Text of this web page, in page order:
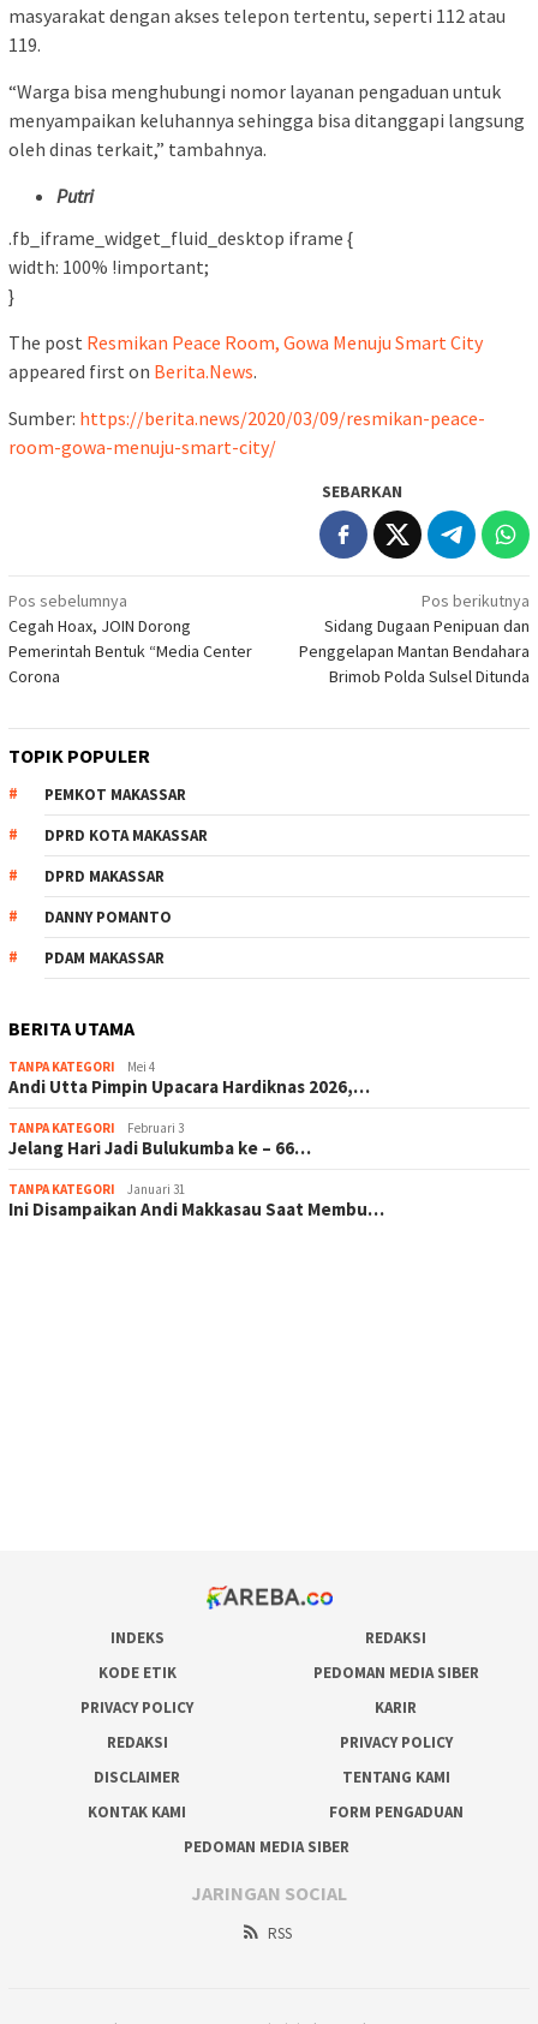
masyarakat dengan akses telepon tertentu, seperti 112 atau
119.
“Warga bisa menghubungi nomor layanan pengaduan untuk
menyampaikan keluhannya sehingga bisa ditanggapi langsung
oleh dinas terkait,” tambahnya.
Putri
.fb_iframe_widget_fluid_desktop iframe {
width: 100% !important;
}
The post Resmikan Peace Room, Gowa Menuju Smart City
appeared first on Berita.News.
Sumber: https://berita.news/2020/03/09/resmikan-peace-
room-gowa-menuju-smart-city/
SEBARKAN
Navigasi
pos
Pos sebelumnya
Cegah Hoax, JOIN Dorong
Pemerintah Bentuk “Media Center
Corona
Pos berikutnya
Sidang Dugaan Penipuan dan
Penggelapan Mantan Bendahara
Brimob Polda Sulsel Ditunda
TOPIK POPULER
PEMKOT MAKASSAR
DPRD KOTA MAKASSAR
DPRD MAKASSAR
DANNY POMANTO
PDAM MAKASSAR
BERITA UTAMA
TANPA KATEGORI Mei 4
Andi Utta Pimpin Upacara Hardiknas 2026,…
TANPA KATEGORI Februari 3
Jelang Hari Jadi Bulukumba ke – 66…
TANPA KATEGORI Januari 31
Ini Disampaikan Andi Makkasau Saat Membu…
INDEKS
REDAKSI
KODE ETIK
PEDOMAN MEDIA SIBER
PRIVACY POLICY
KARIR
REDAKSI
PRIVACY POLICY
DISCLAIMER
TENTANG KAMI
KONTAK KAMI
FORM PENGADUAN
PEDOMAN MEDIA SIBER
JARINGAN SOCIAL
RSS